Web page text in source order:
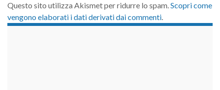
Questo sito utilizza Akismet per ridurre lo spam.Scopri come
vengono elaborati i dati derivati dai commenti.